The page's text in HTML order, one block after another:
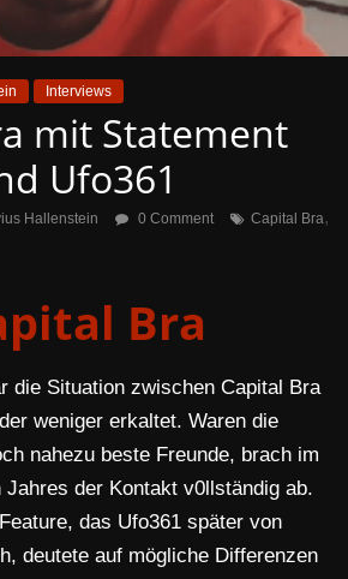
Interviews
mit Statement
Ufo361
Hallenstein 0 Comment Capital Bra,
Bra
die Situation zwischen Capital Bra
weniger erkaltet. Waren die
nahezu beste Freunde, brach im
Jahres der Kontakt v0llständig ab.
das Ufo361 später von
deutete auf mögliche Differenzen